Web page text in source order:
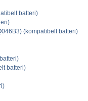
batteri)
(kompatibelt batteri)
batteri)